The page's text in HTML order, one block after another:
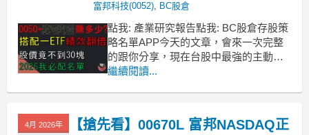
富邦科技(0052), BC股倉
點我: 產業研究報告點我: BC股倉存股策
略名單APP今天的文章，會來一次完整
的跟你分享，現在台股中最強的主動式
ETF怎麼來選，也是回應最近網友留言
長，竟然今年短短才過不到5個月，就突
破四萬點了，我想在年初的時候，幾乎
繼續閱讀...
4月 2026年
【搶先看】00670L 富邦NASDAQ正